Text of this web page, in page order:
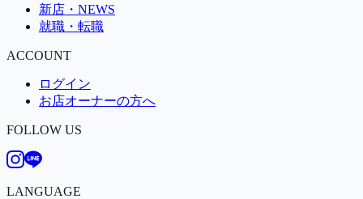
新店・NEWS
就職・転職
ACCOUNT
ログイン
お店オーナーの方へ
FOLLOW US
LANGUAGE